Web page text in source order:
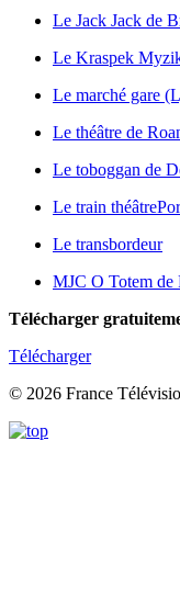
Le Jack Jack de
Le Kraspek
Le marché gare
Le théâtre de
Le toboggan de
Le train théâtre
Le transbordeur
MJC O Totem de
Télécharger
Télécharger
© 2026 France